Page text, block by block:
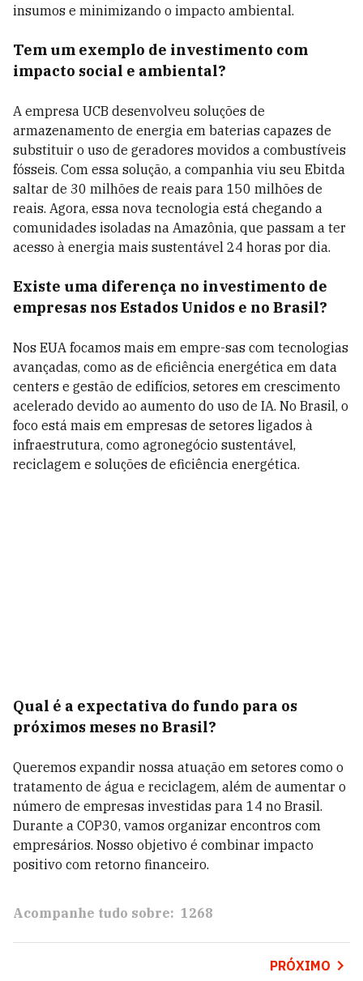
insumos e minimizando o impacto ambiental.
Tem um exemplo de investimento com
impacto social e ambiental?
A empresa UCB desenvolveu soluções de
armazenamento de energia em baterias capazes de
substituir o uso de geradores movidos a combustíveis
fósseis. Com essa solução, a companhia viu seu Ebitda
saltar de 30 milhões de reais para 150 milhões de
reais. Agora, essa nova tecnologia está chegando a
comunidades isoladas na Amazônia, que passam a ter
acesso à energia mais sustentável 24 horas por dia.
Existe uma diferença no investimento de
empresas nos Estados Unidos e no Brasil?
Nos EUA focamos mais em empre-sas com tecnologias
avançadas, como as de eficiência energética em data
centers e gestão de edifícios, setores em crescimento
acelerado devido ao aumento do uso de IA. No Brasil, o
foco está mais em empresas de setores ligados à
infraestrutura, como agronegócio sustentável,
reciclagem e soluções de eficiência energética.
Qual é a expectativa do fundo para os
próximos meses no Brasil?
Queremos expandir nossa atuação em setores como o
tratamento de água e reciclagem, além de aumentar o
número de empresas investidas para 14 no Brasil.
Durante a COP30, vamos organizar encontros com
empresários. Nosso objetivo é combinar impacto
positivo com retorno financeiro.
Acompanhe tudo sobre: 1268
PRÓXIMO